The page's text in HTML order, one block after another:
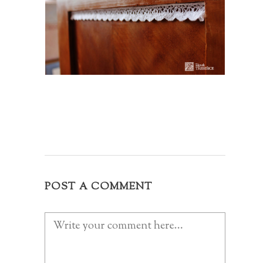
POST A COMMENT